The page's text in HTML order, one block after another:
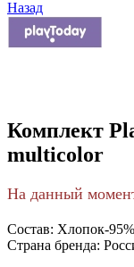
Назад
Комплект
multicolor
На данный
Состав: Хлопок-
Страна бренда: